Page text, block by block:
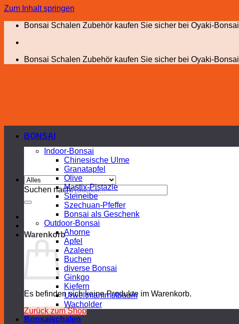
Zum Inhalt springen
Bonsai Schalen Zubehör kaufen Sie sicher bei Oyaki-Bonsai
Bonsai Schalen Zubehör kaufen Sie sicher bei Oyaki-Bonsai
Suchen nach:
Warenkorb
Es befinden sich keine Produkte im Warenkorb.
Zurück zum Shop
BONSAI
Indoor-Bonsai
Chinesische Ulme
Granatapfel
Olive
Mastix-Pistazie
Steineibe
Szechuan-Pfeffer
Bonsai als Geschenk
Outdoor-Bonsai
Ahorne
Apfel
Azaleen
Buchen
diverse Bonsai
Ginkgo
Kiefern
Urweltmammutbaum
Wacholder
Bonsaischalen